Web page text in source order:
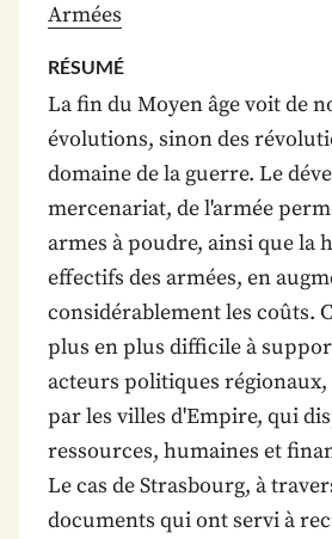
Armées
RÉSUMÉ
La fin du Moyen âge voit de
évolutions, sinon des
domaine de la guerre. Le
mercenariat, de l'armée
armes à poudre, ainsi que la
effectifs des armées, en
considérablement les coûts.
plus en plus difficile à
acteurs politiques
par les villes d'Empire, qui
ressources, humaines et
Le cas de Strasbourg, à
documents qui ont servi à